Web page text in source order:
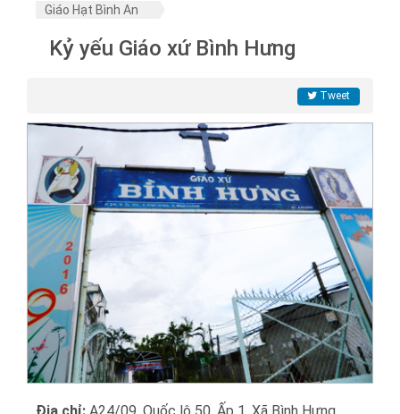
Giáo Hạt Bình An
Kỷ yếu Giáo xứ Bình Hưng
Tweet
Địa chỉ: A24/09, Quốc lộ 50, Ấp 1, Xã Bình Hưng,